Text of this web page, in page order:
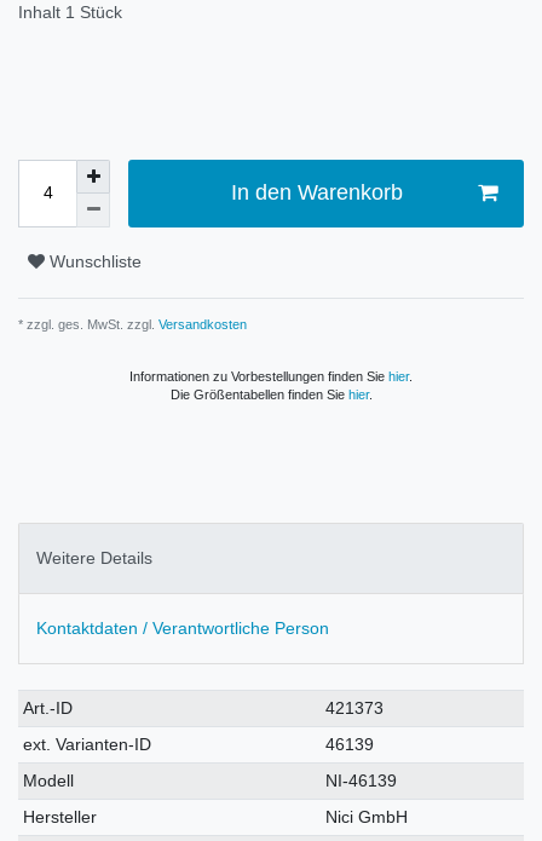
Inhalt 1 Stück
In den Warenkorb
Wunschliste
* zzgl. ges. MwSt. zzgl. Versandkosten
Informationen zu Vorbestellungen finden Sie hier.
Die Größentabellen finden Sie hier.
Weitere Details
Kontaktdaten / Verantwortliche Person
Technisches
Merkmal
Wert
Art.-ID
421373
ext. Varianten-ID
46139
Modell
NI-46139
Hersteller
Nici GmbH